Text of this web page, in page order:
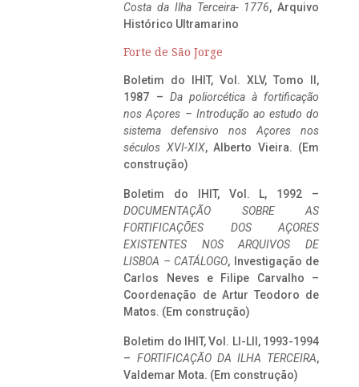
Costa da Ilha Terceira- 1776, Arquivo
Histórico Ultramarino
Forte de São Jorge
Boletim do IHIT, Vol. XLV, Tomo II,
1987 – Da poliorcética à fortificação
nos Açores – Introdução ao estudo do
sistema defensivo nos Açores nos
séculos XVI-XIX, Alberto Vieira. (Em
construção)
Boletim do IHIT, Vol. L, 1992 –
DOCUMENTAÇÃO SOBRE AS
FORTIFICAÇÕES DOS AÇORES
EXISTENTES NOS ARQUIVOS DE
LISBOA – CATÁLOGO, Investigação de
Carlos Neves e Filipe Carvalho –
Coordenação de Artur Teodoro de
Matos. (Em construção)
Boletim do IHIT, Vol. LI-LII, 1993-1994
– FORTIFICAÇÃO DA ILHA TERCEIRA,
Valdemar Mota. (Em construção)